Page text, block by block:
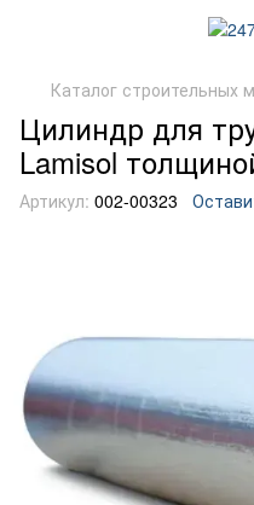
Каталог строительных
Цилиндр для
Lamisol
Артикул: 002-00323